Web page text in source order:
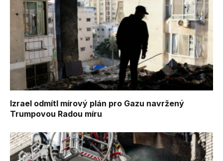
Izrael odmítl mírový plán pro Gazu navržený
Trumpovou Radou míru